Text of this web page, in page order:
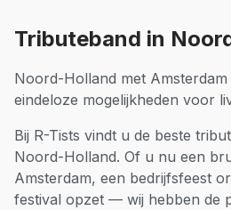
Tributeband in
Noord-Holland met
eindeloze mogelijkheden voor
Bij R-Tists vindt u de beste
Noord-Holland. Of u nu een
Amsterdam, een bedrijfsfeest
festival opzet — wij hebben de